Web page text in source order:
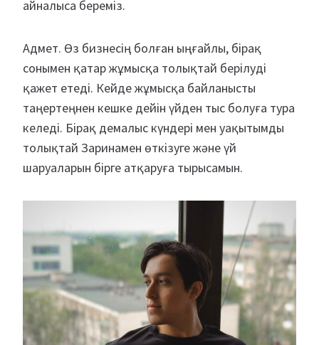
айналыса береміз.
Адмет. Өз бизнесің болған ыңғайлы, бірақ
сонымен қатар жұмысқа толықтай берілуді
қажет етеді. Кейде жұмысқа байланысты
таңертеңнен кешке дейін үйден тыс болуға тура
келеді. Бірақ демалыс күндері мен уақытымды
толықтай Заринамен өткізуге және үй
шаруаларын бірге атқаруға тырысамын.